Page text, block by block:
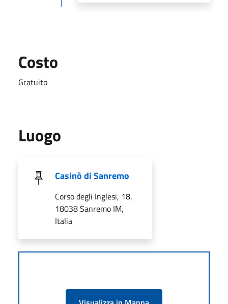
Costo
Gratuito
Luogo
Casinò di Sanremo
Corso degli Inglesi, 18,
18038 Sanremo IM,
Italia